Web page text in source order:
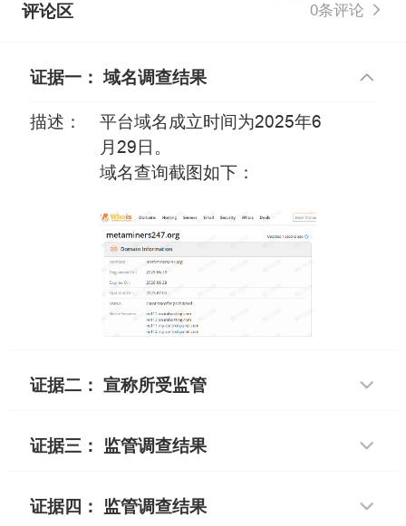
评论区 0条评论
证据一： 域名调查结果
描述：
平台域名成立时间为2025年6
月29日。
域名查询截图如下：
证据二： 宣称所受监管
证据三： 监管调查结果
证据四： 监管调查结果